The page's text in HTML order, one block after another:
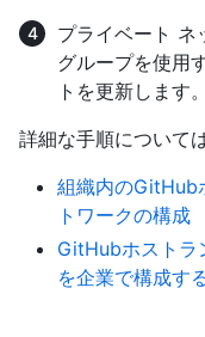
プライベート ネ
グループを使用
トを更新します。
詳細な手順について
組織内のGitHub
トワークの構成
GitHubホストラ
を企業で構成す